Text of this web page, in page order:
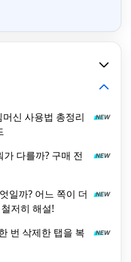
신 사용법 총정리
다를까? 구매 전
일까? 어느 쪽이 더
저히 해설!
번 삭제한 탭을 복